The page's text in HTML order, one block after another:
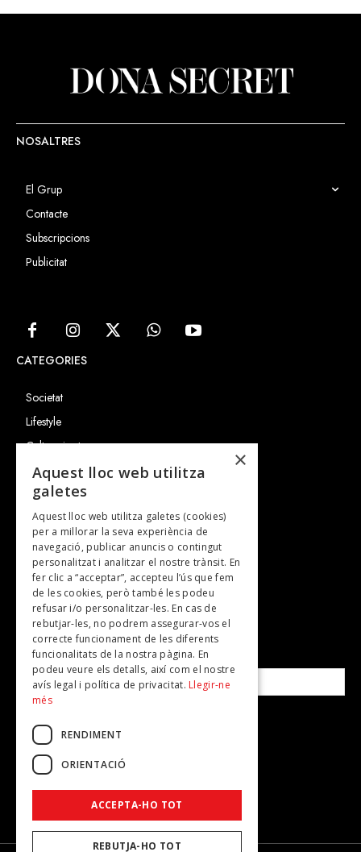
NOSALTRES
El Grup
Contacte
Subscripcions
Publicitat
CATEGORIES
Societat
Lifestyle
Cultura i art
Entrevistes
Gastronomia
TV
Plans per fer
Revistes
SUBSCRIU-TE A LA NOSTRA NEWSLETTER!
Correu electrònic*
Accepto lapolítica de privacitat
×
Aquest lloc web utilitza
galetes
Aquest lloc web utilitza galetes (cookies)
per a millorar la seva experiència de
navegació, publicar anuncis o contingut
personalitzat i analitzar el nostre trànsit. En
fer clic a “acceptar”, accepteu l’ús que fem
de les cookies, però també les podeu
refusar i/o personalitzar-les. En cas de
rebutjar-les, no podrem assegurar-vos el
correcte funcionament de les diferents
funcionalitats de la nostra pàgina. En
podeu veure els detalls, així com el nostre
avís legal i política de privacitat. Llegir-ne
més
RENDIMENT
ORIENTACIÓ
ACCEPTA-HO TOT
REBUTJA-HO TOT